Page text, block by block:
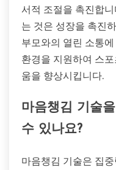
서적 조절을 촉진합
는 것은 성장을 촉진
부모와의 열린 소통
환경을 지원하여 스
움을 향상시킵니다.
마음챙김 기술
수 있나요?
마음챙김 기술은 집